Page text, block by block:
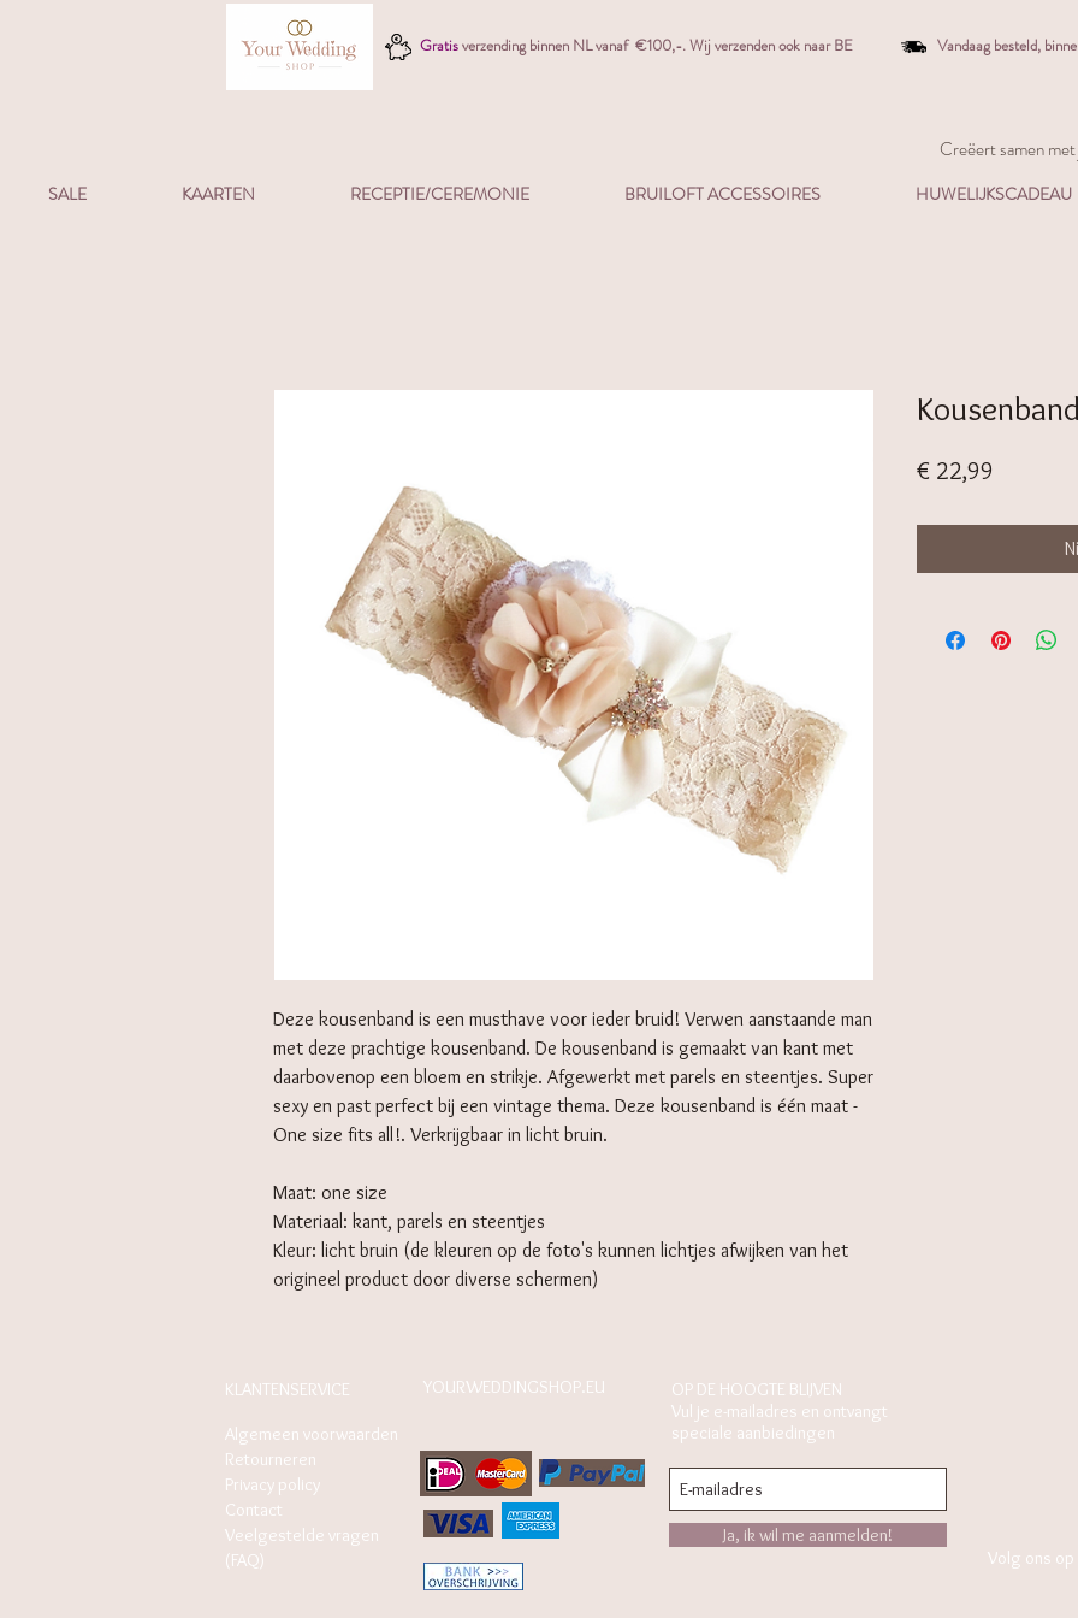
Gratisverzending binnen NL vanaf €100,-. Wij verzenden ook naar BE Vandaag besteld,
Creëert samen
SALE KAARTEN RECEPTIE/CEREMONIE BRUILOFT ACCESSOIRES HUWELIJKSCADEAU
Deze kousenband is een musthave voor ieder bruid! Verwen aanstaande man
met deze prachtige kousenband. De kousenband is gemaakt van kant met
daarbovenop een bloem en strikje. Afgewerkt met parels en steentjes. Super
sexy en past perfect bij een vintage thema. Deze kousenband is één maat -
One size fits all!. Verkrijgbaar in licht bruin.
Maat: one size
Materiaal: kant, parels en steentjes
Kleur: licht bruin (de kleuren op de foto's kunnen lichtjes afwijken van het
origineel product door diverse schermen)
€ 22,99
Volg ons op
KLANTENSERVICE
Algemeen voorwaarden
Retourneren
Privacy policy
Contact
Veelgestelde vragen
(FAQ)
YOURWEDDINGSHOP.EU
OP DE HOOGTE BLIJVEN
Vul je e-mailadres en ontvangt
speciale aanbiedingen
Ja, ik wil me aanmelden!